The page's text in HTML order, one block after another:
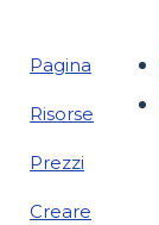
Pagina
Risorse
Prezzi
Creare